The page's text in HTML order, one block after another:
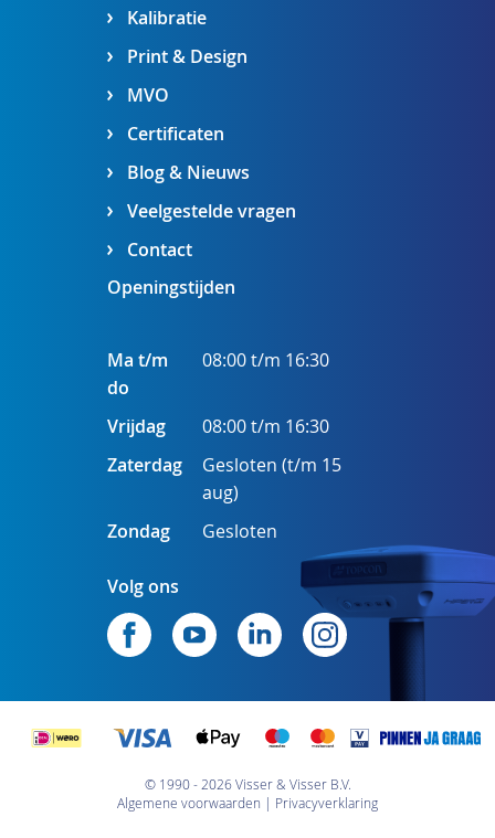
Kalibratie
Print & Design
MVO
Certificaten
Blog & Nieuws
Veelgestelde vragen
Contact
Openingstijden
Ma t/m
do
08:00 t/m 16:30
Vrijdag
08:00 t/m 16:30
Zaterdag
Gesloten (t/m 15
aug)
Zondag
Gesloten
Volg ons
© 1990 - 2026 Visser & Visser B.V.
Algemene voorwaarden
Privacyverklaring